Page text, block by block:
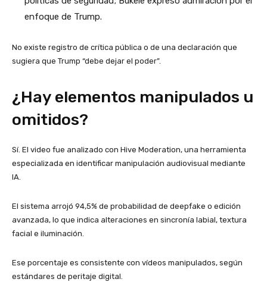
enfoque de Trump.
No existe registro de crítica pública o de una declaración que
sugiera que Trump “debe dejar el poder”.
¿Hay elementos manipulados u
omitidos?
Sí. El video fue analizado con Hive Moderation, una herramienta
especializada en identificar manipulación audiovisual mediante
IA.
El sistema arrojó 94,5% de probabilidad de deepfake o edición
avanzada, lo que indica alteraciones en sincronía labial, textura
facial e iluminación.
Ese porcentaje es consistente con vídeos manipulados, según
estándares de peritaje digital.